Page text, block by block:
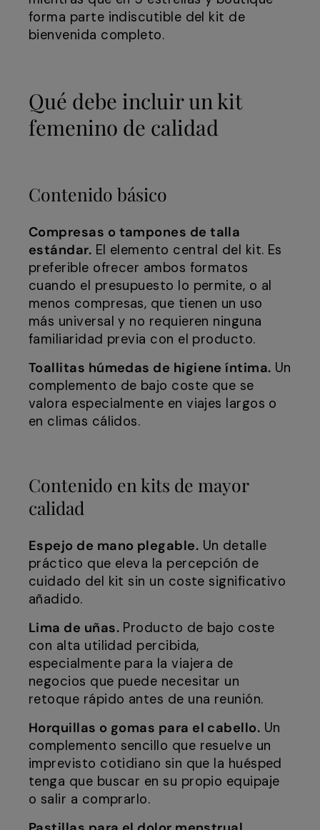
forma parte indiscutible del kit de
bienvenida completo.
Qué debe incluir un kit
femenino de calidad
Contenido básico
Compresas o tampones de talla
estándar. El elemento central del kit. Es
preferible ofrecer ambos formatos
cuando el presupuesto lo permite, o al
menos compresas, que tienen un uso
más universal y no requieren ninguna
familiaridad previa con el producto.
Toallitas húmedas de higiene íntima. Un
complemento de bajo coste que se
valora especialmente en viajes largos o
en climas cálidos.
Contenido en kits de mayor
calidad
Espejo de mano plegable. Un detalle
práctico que eleva la percepción de
cuidado del kit sin un coste significativo
añadido.
Lima de uñas.Producto de bajo coste
con alta utilidad percibida,
especialmente para la viajera de
negocios que puede necesitar un
retoque rápido antes de una reunión.
Horquillas o gomas para el cabello. Un
complemento sencillo que resuelve un
imprevisto cotidiano sin que la huésped
tenga que buscar en su propio equipaje
o salir a comprarlo.